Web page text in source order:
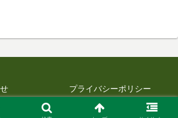
プライバシーポリシー
最新アウトドアニュース.